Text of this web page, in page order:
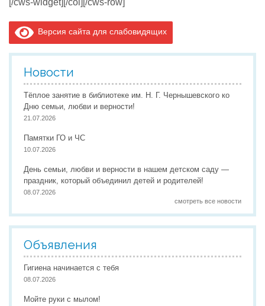
Версия сайта для слабовидящих
Новости
Тёплое занятие в библиотеке им. Н. Г. Чернышевского ко
Дню семьи, любви и верности!
21.07.2026
Памятки ГО и ЧС
10.07.2026
День семьи, любви и верности в нашем детском саду —
праздник, который объединил детей и родителей!
08.07.2026
смотреть все новости
Объявления
Гигиена начинается с тебя
08.07.2026
Мойте руки с мылом!